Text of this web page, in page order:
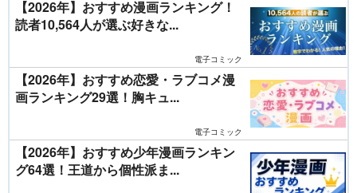
【2026年】おすすめ漫画ランキング！
読者10,564人が選ぶ好きな...
電子コミック
【2026年】おすすめ恋愛・ラブコメ漫
画ランキング29選！胸キュ...
電子コミック
【2026年】おすすめ少年漫画ランキン
グ64選！王道から個性派ま...